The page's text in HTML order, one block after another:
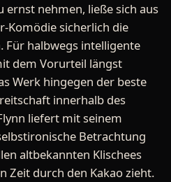
ernst nehmen, ließe sich aus
Komödie sicherlich die
Für halbwegs intelligente
dem Vorurteil längst
Werk hingegen der beste
innerhalb des
liefert mit seinem
Betrachtung
altbekannten Klischees
Zeit durch den Kakao zieht.